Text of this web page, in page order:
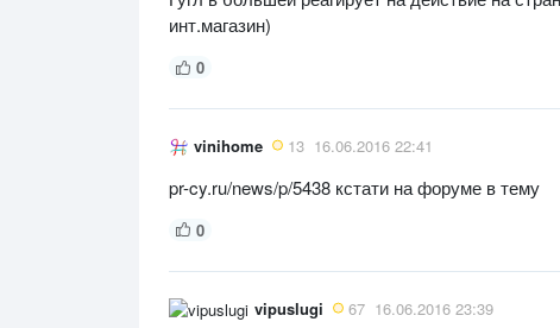
инт.магазин)
0
vinihome 13 16.06.2016 22:41
pr-cy.ru/news/p/5438 кстати на форуме в тему
0
vipuslugi 67 16.06.2016 23:39